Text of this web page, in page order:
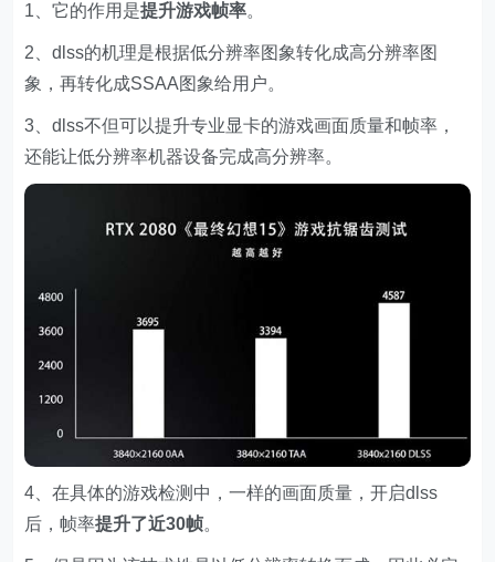
1、它的作用是提升游戏帧率。
2、dlss的机理是根据低分辨率图象转化成高分辨率图
象，再转化成SSAA图象给用户。
3、dlss不但可以提升专业显卡的游戏画面质量和帧率，
还能让低分辨率机器设备完成高分辨率。
4、在具体的游戏检测中，一样的画面质量，开启dlss
后，帧率提升了近30帧。